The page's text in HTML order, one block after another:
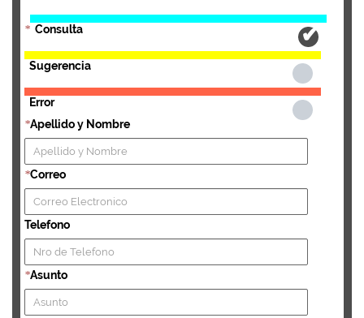
* Consulta
Sugerencia
Error
*Apellido y Nombre
*Correo
Telefono
*Asunto